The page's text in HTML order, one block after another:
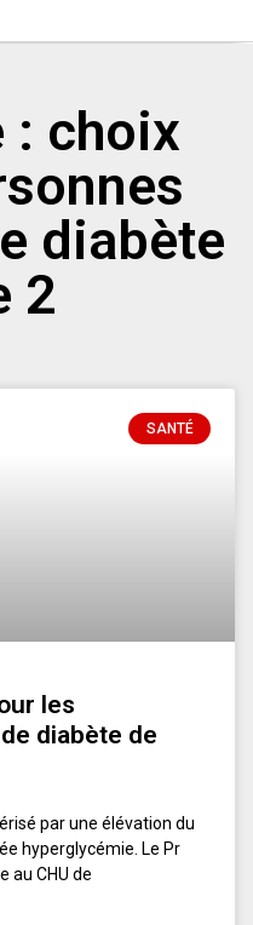
: choix
diabète
2
SANTÉ
les
diabète de
par une élévation du
hyperglycémie. Le Pr
au CHU de